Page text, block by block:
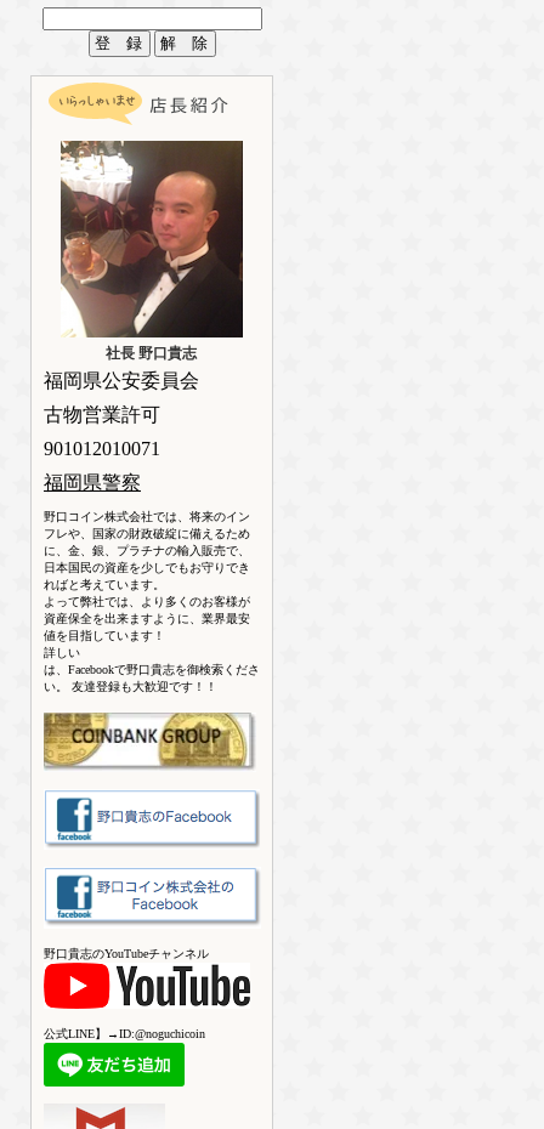
社長 野口貴志
福岡県公安委員会
古物営業許可
901012010071
福岡県警察
野口コイン株式会社では、将来のイン
フレや、国家の財政破綻に備えるため
に、金、銀、プラチナの輸入販売で、
日本国民の資産を少しでもお守りでき
ればと考えています。
よって弊社では、より多くのお客様が
資産保全を出来ますように、業界最安
値を目指しています！
詳しい
は、Facebookで野口貴志を御検索くださ
い。 友達登録も大歓迎です！！
野口貴志のYouTubeチャンネル
公式LINE】→ID:@noguchicoin